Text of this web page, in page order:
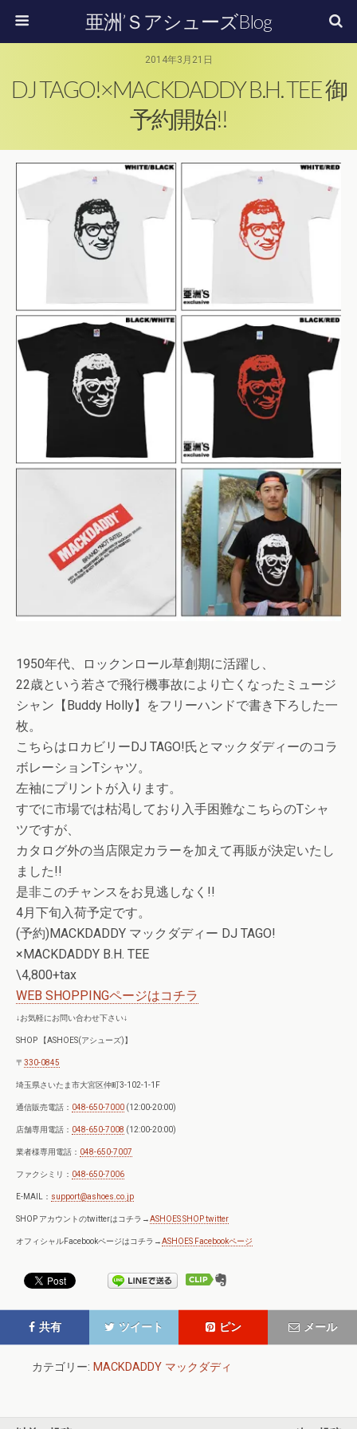
亜洲’ＳアシューズBlog
2014年3月21日
DJ TAGO!×MACKDADDY B.H. TEE 御
予約開始!!
1950年代、ロックンロール草創期に活躍し、
22歳という若さで飛行機事故により亡くなったミュージ
シャン【Buddy Holly】をフリーハンドで書き下ろした一
枚。
こちらはロカビリーDJ TAGO!氏とマックダディーのコラ
ボレーションTシャツ。
左袖にプリントが入ります。
すでに市場では枯渇しており入手困難なこちらのTシャ
ツですが、
カタログ外の当店限定カラーを加えて再販が決定いたし
ました!!
是非このチャンスをお見逃しなく!!
4月下旬入荷予定です。
(予約)MACKDADDY マックダディー DJ TAGO!
×MACKDADDY B.H. TEE
\4,800+tax
WEB SHOPPINGページはコチラ
↓お気軽にお問い合わせ下さい↓
SHOP 【ASHOES(アシューズ)】
〒 330-0845
埼玉県さいたま市大宮区仲町3-102-1-1F
通信販売電話： 048-650-7000 (12:00-20:00)
店舗専用電話： 048-650-7008 (12:00-20:00)
業者様専用電話： 048-650-7007
ファクシミリ： 048-650-7006
E-MAIL： support@ashoes.co.jp
SHOP アカウントのtwitterはコチラ→ASHOES SHOP twitter
オフィシャルFacebookページはコチラ→ASHOES Facebookページ
共有 ツイート ピン メール
カテゴリー: MACKDADDY マックダディ